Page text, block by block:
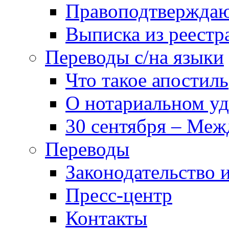
Выписка из
Переводы с/на языки
Что такое апостиль
О нотариальном
30 сентября –
Переводы
Законодательство
Пресс-центр
Контакты